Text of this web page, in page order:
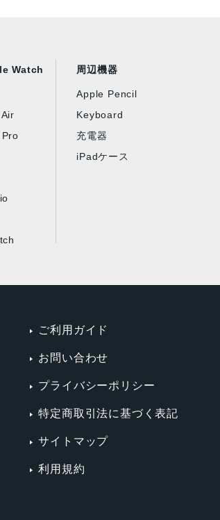
Watch 周辺機器
Apple Pencil
Keyboard
充電器
iPadケース
ご利用ガイド
お問い合わせ
プライバシーポリシー
特定商取引法に基づく表記
サイトマップ
利用規約